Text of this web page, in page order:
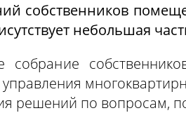
собственников
небольшая
решений по вопросам,